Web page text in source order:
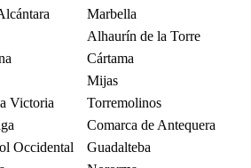
Marbella
Alhaurín de la Torre
Cártama
Mijas
Victoria
Torremolinos
Comarca de Antequera
Occidental
Guadalteba